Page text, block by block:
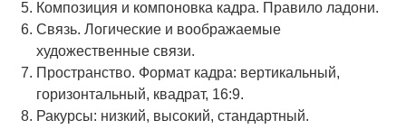
Композиция и компоновка кадра. Правило ладони.
Связь. Логические и воображаемые
художественные связи.
Пространство. Формат кадра: вертикальный,
горизонтальный, квадрат, 16:9.
Ракурсы: низкий, высокий, стандартный.